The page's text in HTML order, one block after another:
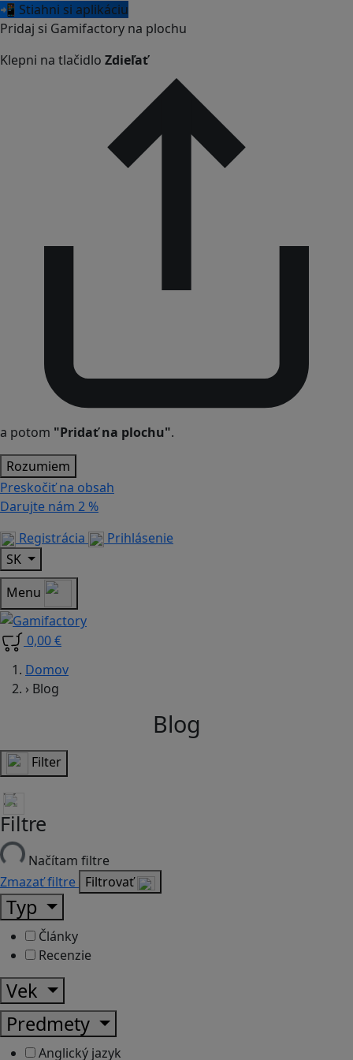
📲 Stiahni si aplikáciu
Pridaj si Gamifactory na plochu
Klepni na tlačidlo Zdieľať
a potom "Pridať na plochu".
Rozumiem
Preskočiť na obsah
Darujte nám 2 %
Registrácia
Prihlásenie
SK
Menu
0,00 €
Domov
› Blog
Blog
Filter
Filtre
Načítam filtre
Zmazať filtre Filtrovať
Typ
Články
Recenzie
Vek
Predmety
Anglický jazyk